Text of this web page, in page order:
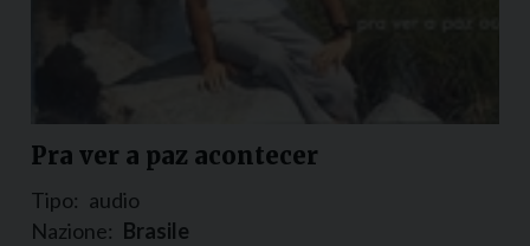
Pra ver a paz acontecer
Tipo: audio
Nazione: Brasile